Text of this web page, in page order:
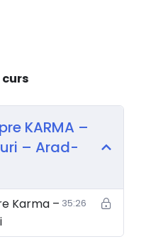
KARMA –
– Arad-
Karma – 35:26